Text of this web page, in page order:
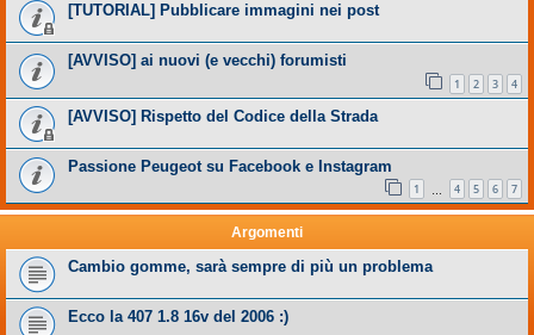
[TUTORIAL] Pubblicare immagini nei post
[AVVISO] ai nuovi (e vecchi) forumisti
1 2 3 4
[AVVISO] Rispetto del Codice della Strada
Passione Peugeot su Facebook e Instagram
1 4 5 6 7
Argomenti
Cambio gomme, sarà sempre di più un problema
Ecco la 407 1.8 16v del 2006 :)